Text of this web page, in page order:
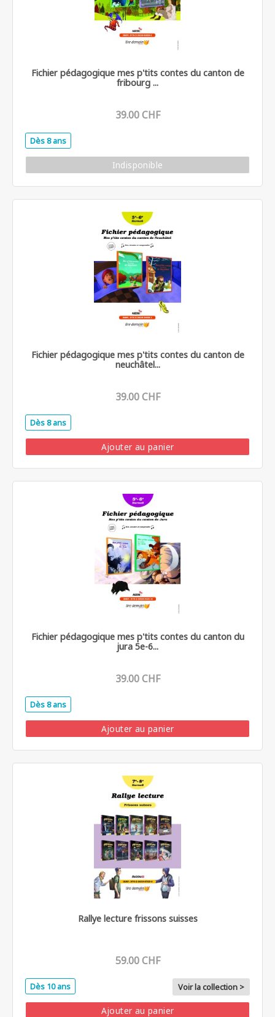
Fichier pédagogique mes p'tits contes du canton de
fribourg ...
39.00 CHF
Dès 8 ans
Indisponible
Fichier pédagogique mes p'tits contes du canton de
neuchâtel...
39.00 CHF
Dès 8 ans
Ajouter au panier
Fichier pédagogique mes p'tits contes du canton du
jura 5e-6...
39.00 CHF
Dès 8 ans
Ajouter au panier
Rallye lecture frissons suisses
59.00 CHF
Dès 10 ans Voir la collection >
Ajouter au panier